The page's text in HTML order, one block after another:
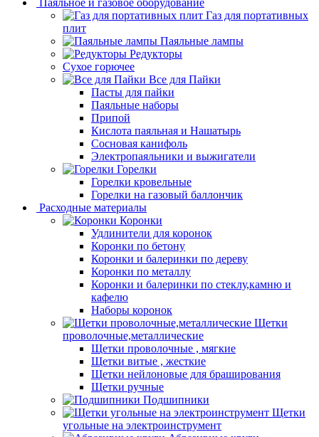
Паяльное и газовое оборудование
Газ для портативных
плит
Паяльные лампы
Редукторы
Сухое горючее
Все для Пайки
Пасты для пайки
Паяльные наборы
Припой
Кислота паяльная и Нашатырь
Сосновая канифоль
Электропаяльники и выжигатели
Горелки
Горелки кровельные
Горелки на газовый баллончик
Расходные материалы
Коронки
Удлинители для коронок
Коронки по бетону
Коронки и балеринки по дереву
Коронки по металлу
Коронки и балеринки по стеклу,камню и
кафелю
Наборы коронок
Щетки
проволочные,металлические
Щетки проволочные , мягкие
Щетки витые , жесткие
Щетки нейлоновые для браширования
Щетки ручные
Подшипники
Щетки
угольные на электроинструмент